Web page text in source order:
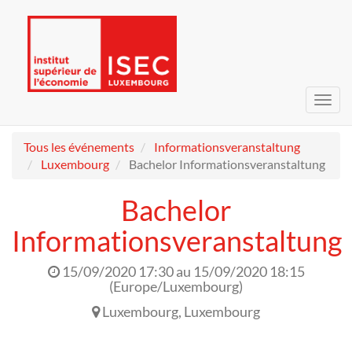
Tous les événements
Informationsveranstaltung
Luxembourg
Bachelor Informationsveranstaltung
Bachelor
Informationsveranstaltung
15/09/2020 17:30au 15/09/2020 18:15
(Europe/Luxembourg)
Luxembourg, Luxembourg